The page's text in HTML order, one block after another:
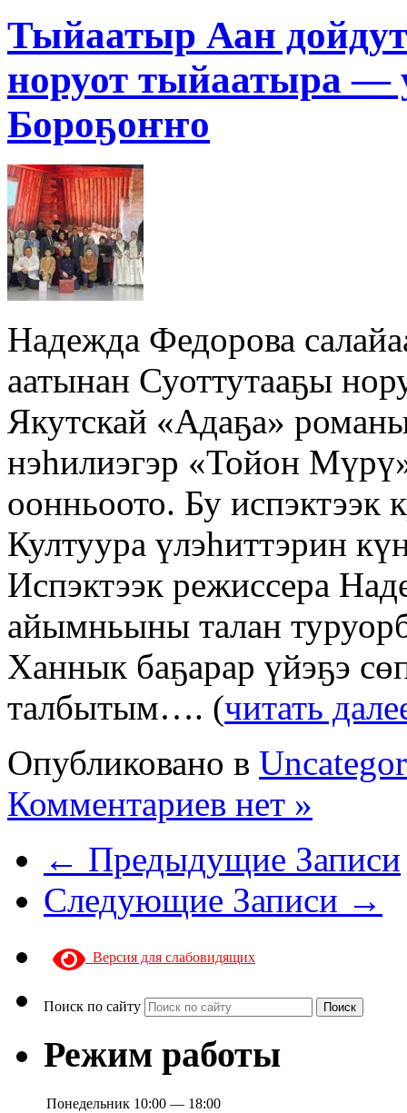
Тыйаатыр Аан
норуот тыйаатыра —
Бороҕоҥҥо
Надежда Федорова
аатынан Суоттутааҕы
Якутскай «Адаҕа»
нэһилиэгэр «Тойон
оонньоото. Бу испэктээк
Култуура үлэһиттэрин
Испэктээк режиссера
айымньыны талан
Ханнык баҕарар үйэҕэ
талбытым…. (читать
Опубликовано в
Комментариев нет »
← Предыдущие Записи
Следующие Записи →
Версия для слабовидящих
Поиск по сайту Поиск
Режим работы
Понедельник 10:00 — 18:00